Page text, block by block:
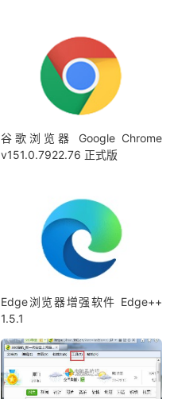
谷歌浏览器 Google Chrome
v151.0.7922.76 正式版
Edge浏览器增强软件 Edge++
1.5.1